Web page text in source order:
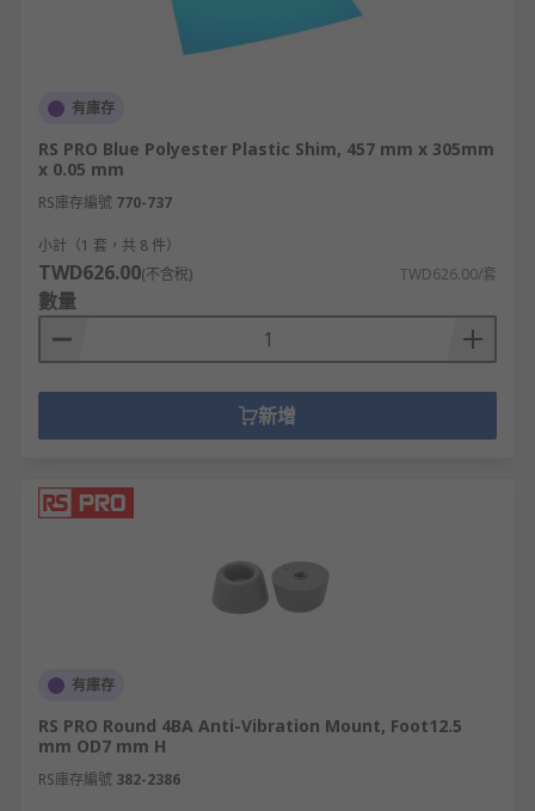
有庫存
RS PRO Blue Polyester Plastic Shim, 457 mm x 305mm
x 0.05 mm
RS庫存編號 770-737
小計（1 套，共 8 件）
TWD626.00(不含稅) TWD626.00/套
數量
新增
有庫存
RS PRO Round 4BA Anti-Vibration Mount, Foot12.5
mm OD7 mm H
RS庫存編號 382-2386